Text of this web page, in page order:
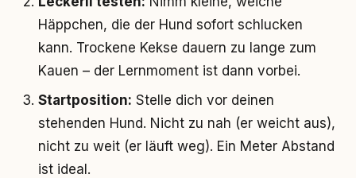
Häppchen, die der Hund sofort schlucken
kann. Trockene Kekse dauern zu lange zum
Kauen – der Lernmoment ist dann vorbei.
Startposition: Stelle dich vor deinen
stehenden Hund. Nicht zu nah (er weicht aus),
nicht zu weit (er läuft weg). Ein Meter Abstand
ist ideal.